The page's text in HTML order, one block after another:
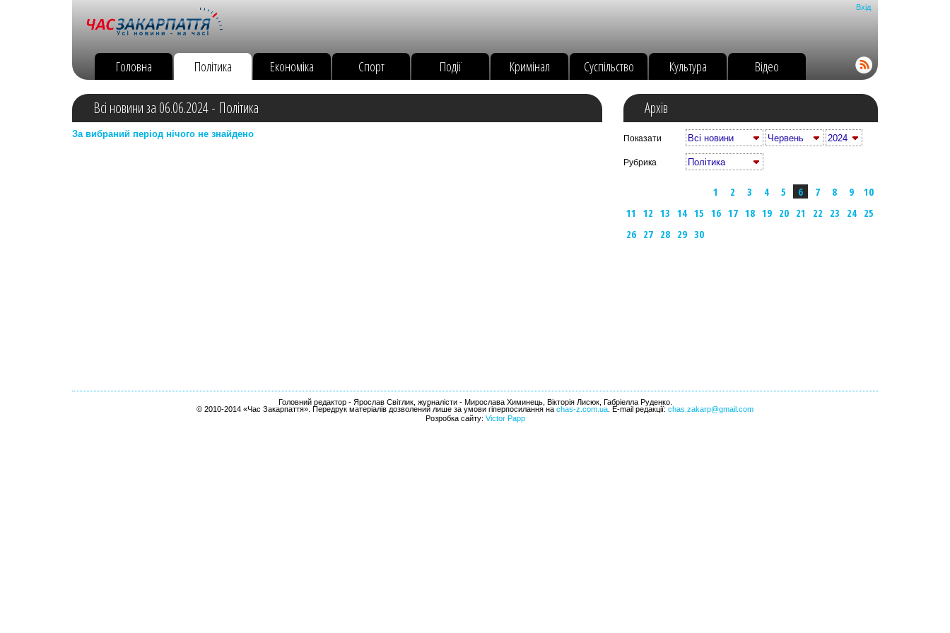
Вхід
Головна Політика Економіка Спорт Події Кримінал Суспільство Культура Відео
Всі новини за 06.06.2024 - Політика
За вибраний період нічого не знайдено
Архів
Показати
Рубрика
1 2 3 4 5 6 7 8 9
10
11 12 13 14 15 16 17 18 19 20 21 22 23 24 25
26 27 28 29 30
Головний редактор - Ярослав Світлик, журналісти - Мирослава Химинець, Вікторія Лисюк, Габріелла Руденко.
© 2010-2014 «Час Закарпаття». Передрук матеріалів дозволений лише за умови гіперпосилання на chas-z.com.ua . E-mail редакції: chas.zakarp@gmail.com
Розробка сайту: Victor Papp